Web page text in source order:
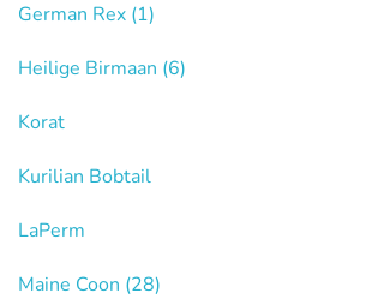
German Rex (1)
Heilige Birmaan (6)
Korat
Kurilian Bobtail
LaPerm
Maine Coon (28)